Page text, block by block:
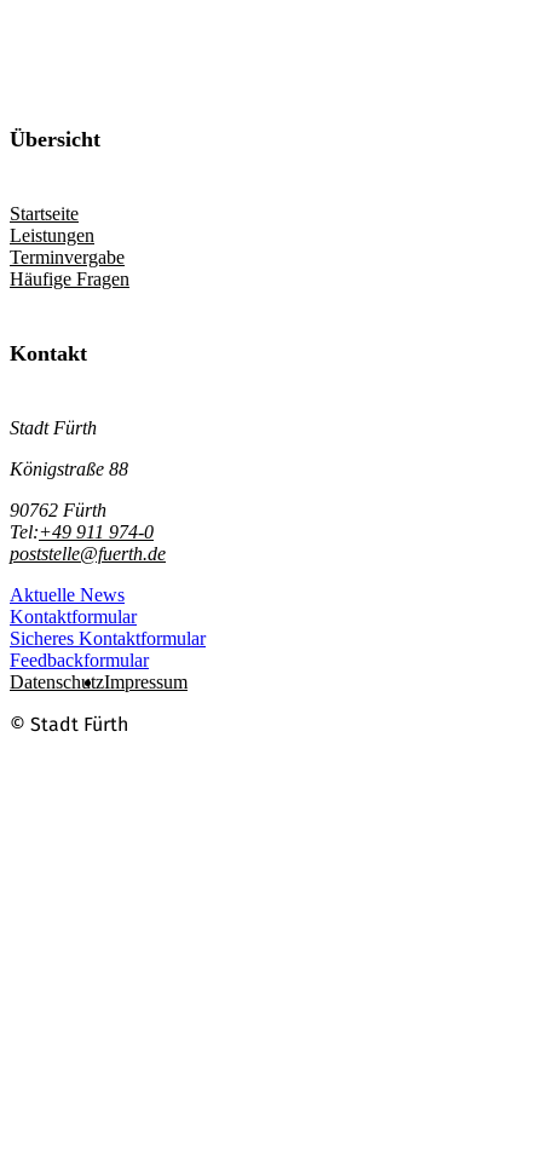
Übersicht
Startseite
Leistungen
Terminvergabe
Häufige Fragen
Kontakt
Stadt Fürth
Königstraße 88
90762 Fürth
Tel:+49 911 974-0
poststelle@fuerth.de
Aktuelle News
Kontaktformular
Sicheres Kontaktformular
Feedbackformular
DatenschutzImpressum
© Stadt Fürth